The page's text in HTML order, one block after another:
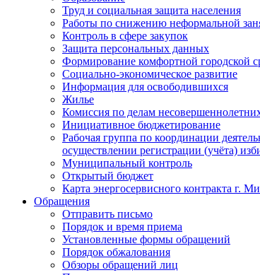
Труд и социальная защита населения
Работы по снижению неформальной
Контроль в сфере закупок
Защита персональных данных
Формирование комфортной городской
Социально-экономическое развитие
Информация для освободившихся
Жилье
Комиссия по делам
Инициативное бюджетирование
Рабочая группа по координации
осуществлении регистрации (учёта)
Муниципальный контроль
Открытый бюджет
Карта энергосервисного контракта г.
Обращения
Отправить письмо
Порядок и время приема
Установленные формы обращений
Порядок обжалования
Обзоры обращений лиц